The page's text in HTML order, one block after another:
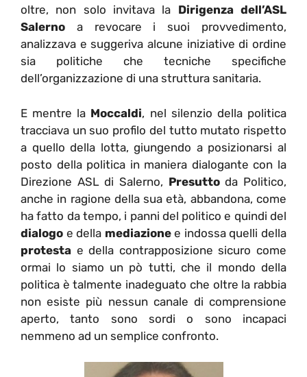
oltre, non solo invitava la Dirigenza dell’ASL
Salerno a revocare i suoi provvedimento,
analizzava e suggeriva alcune iniziative di ordine
sia politiche che tecniche specifiche
dell’organizzazione di una struttura sanitaria.
E mentre la Moccaldi, nel silenzio della politica
tracciava un suo profilo del tutto mutato rispetto
a quello della lotta, giungendo a posizionarsi al
posto della politica in maniera dialogante con la
Direzione ASL di Salerno, Presuttoda Politico,
anche in ragione della sua età, abbandona, come
ha fatto da tempo, i panni del politico e quindi del
dialogo e della mediazionee indossa quelli della
protesta e della contrapposizione sicuro come
ormai lo siamo un pò tutti, che il mondo della
politica è talmente inadeguato che oltre la rabbia
non esiste più nessun canale di comprensione
aperto, tanto sono sordi o sono incapaci
nemmeno ad un semplice confronto.